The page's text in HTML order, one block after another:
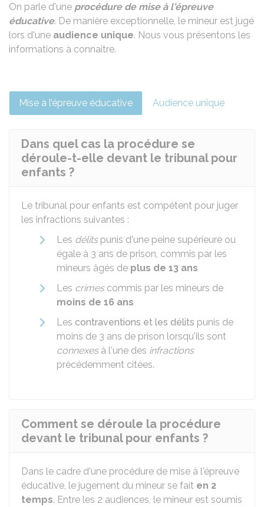
On parle d'une procédure de mise à l'épreuve
éducative. De manière exceptionnelle, le mineur est jugé
lors d'une audience unique. Nous vous présentons les
informations à connaitre.
Mise à l’épreuve éducative Audience unique
Dans quel cas la procédure se
déroule-t-elle devant le tribunal pour
enfants ?
Le tribunal pour enfants est compétent pour juger
les infractions suivantes :
Les délitspunis d'une peine supérieure ou
égale à 3 ans de prison, commis par les
mineurs âgés de plus de 13 ans
Les crimescommis par les mineurs de
moins de 16 ans
Les contraventions et les délits punis de
moins de 3 ans de prison lorsqu'ils sont
connexesà l'une des infractions
précédemment citées.
Comment se déroule la procédure
devant le tribunal pour enfants ?
Dans le cadre d'une procédure de mise à l'épreuve
éducative, le jugement du mineur se fait en 2
temps. Entre les 2 audiences, le mineur est soumis